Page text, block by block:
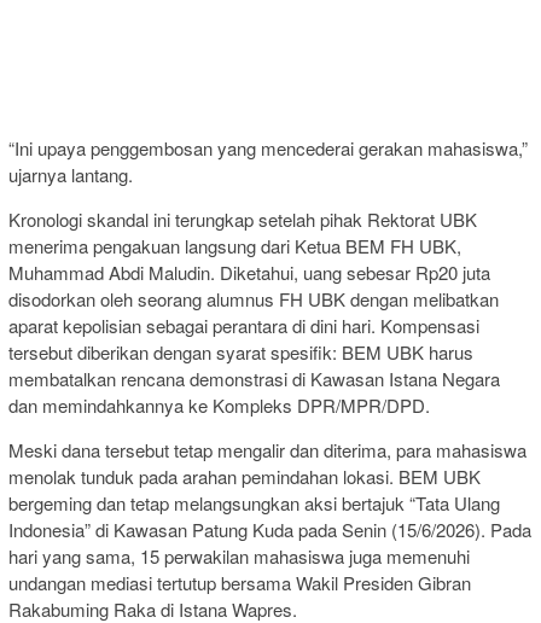
“Ini upaya penggembosan yang mencederai gerakan mahasiswa,”
ujarnya lantang.
Kronologi skandal ini terungkap setelah pihak Rektorat UBK
menerima pengakuan langsung dari Ketua BEM FH UBK,
Muhammad Abdi Maludin. Diketahui, uang sebesar Rp20 juta
disodorkan oleh seorang alumnus FH UBK dengan melibatkan
aparat kepolisian sebagai perantara di dini hari. Kompensasi
tersebut diberikan dengan syarat spesifik: BEM UBK harus
membatalkan rencana demonstrasi di Kawasan Istana Negara
dan memindahkannya ke Kompleks DPR/MPR/DPD.
Meski dana tersebut tetap mengalir dan diterima, para mahasiswa
menolak tunduk pada arahan pemindahan lokasi. BEM UBK
bergeming dan tetap melangsungkan aksi bertajuk “Tata Ulang
Indonesia” di Kawasan Patung Kuda pada Senin (15/6/2026). Pada
hari yang sama, 15 perwakilan mahasiswa juga memenuhi
undangan mediasi tertutup bersama Wakil Presiden Gibran
Rakabuming Raka di Istana Wapres.